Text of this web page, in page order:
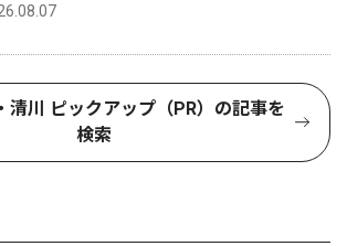
清川 ピックアップ（PR）の記事を
検索